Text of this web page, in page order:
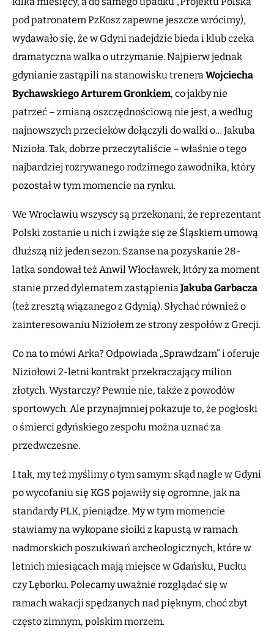
pod patronatem PzKosz zapewne jeszcze wrócimy),
wydawało się, że w Gdyni nadejdzie bieda i klub czeka
dramatyczna walka o utrzymanie. Najpierw jednak
gdynianie zastąpili na stanowisku treneraWojciecha
BychawskiegoArturem Gronkiem, co jakby nie
patrzeć – zmianą oszczędnościową nie jest, a według
najnowszych przecieków dołączyli do walki o… Jakuba
Nizioła. Tak, dobrze przeczytaliście – właśnie o tego
najbardziej rozrywanego rodzimego zawodnika, który
pozostał w tym momencie na rynku.
We Wrocławiu wszyscy są przekonani, że reprezentant
Polski zostanie u nich i zwiąże się ze Śląskiem umową
dłuższą niż jeden sezon. Szanse na pozyskanie 28-
latka sondował też Anwil Włocławek, który za moment
stanie przed dylematem zastąpieniaJakuba Garbacza
(też zresztą wiązanego z Gdynią). Słychać również o
zainteresowaniu Niziołem ze strony zespołów z Grecji.
Co na to mówi Arka? Odpowiada „Sprawdzam” i oferuje
Niziołowi 2-letni kontrakt przekraczający milion
złotych. Wystarczy? Pewnie nie, także z powodów
sportowych. Ale przynajmniej pokazuje to, że pogłoski
o śmierci gdyńskiego zespołu można uznać za
przedwczesne.
I tak, my też myślimy o tym samym: skąd nagle w Gdyni
po wycofaniu się KGS pojawiły się ogromne, jak na
standardy PLK, pieniądze. My w tym momencie
stawiamy na wykopane słoiki z kapustą w ramach
nadmorskich poszukiwań archeologicznych, które w
letnich miesiącach mają miejsce w Gdańsku, Pucku
czy Lęborku. Polecamy uważnie rozglądać się w
ramach wakacji spędzanych nad pięknym, choć zbyt
często zimnym, polskim morzem.